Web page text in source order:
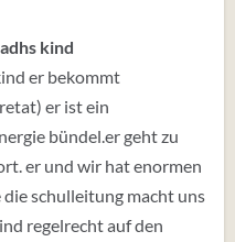
kind
er bekommt
er ist ein
bündel.er geht zu
er und wir hat enormen
schulleitung macht uns
regelrecht auf den